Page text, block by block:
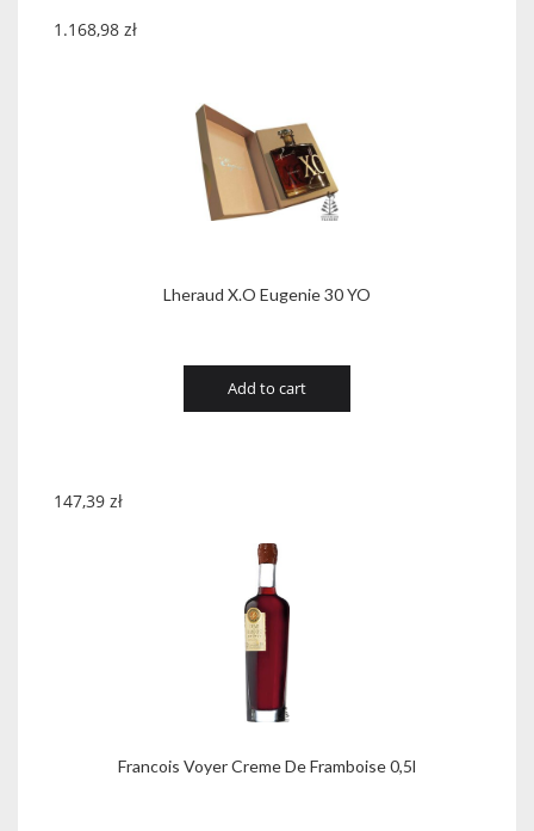
Lheraud X.O Eugenie 30 YO
1.168,98 zł
Add to cart
Francois Voyer Creme De Framboise 0,5l
147,39 zł